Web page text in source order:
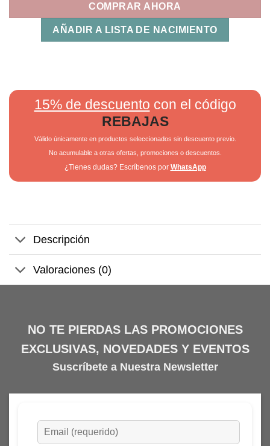
COMPRAR AHORA
AÑADIR A LISTA DE NACIMIENTO
15% de descuento con el código
REBAJAS
Válido únicamente en productos seleccionados sin descuento previo.
No acumulable a otras ofertas, promociones o descuentos.
¿Tienes dudas? Escríbenos por WhatsApp
Descripción
Valoraciones (0)
NO TE PIERDAS LAS PROMOCIONES
EXCLUSIVAS, NOVEDADES Y EVENTOS
Suscríbete a Nuestra Newsletter